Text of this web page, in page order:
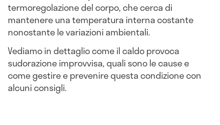
termoregolazione del corpo, che cerca di
mantenere una temperatura interna costante
nonostante le variazioni ambientali.
Vediamo in dettaglio come il caldo provoca
sudorazione improvvisa, quali sono le cause e
come gestire e prevenire questa condizione con
alcuni consigli.